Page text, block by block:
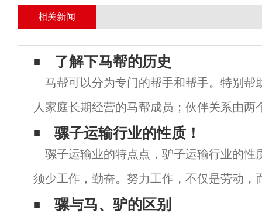
相关新闻
了解下马帮的历史
马帮可以分为专门的帮手和帮手。特别帮
人家庭长期经营的马帮成员；伙伴关系由两
组成，属于短期性质。在这个神秘的群体中
忌。俗话说三分之三的人生，这句话乍一看
骡子运输行业的性质！
骡子运输业的特点点，驴子运输行业的性
须少工作，勤奋。努力工作，不仅是劳动，
劳。他们年复一年地离开了家。我们应该随
骡与马、驴的区别